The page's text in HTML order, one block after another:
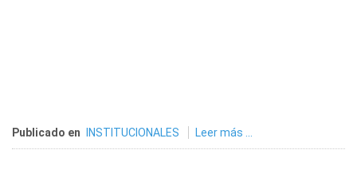
Publicado en INSTITUCIONALES Leer más ...